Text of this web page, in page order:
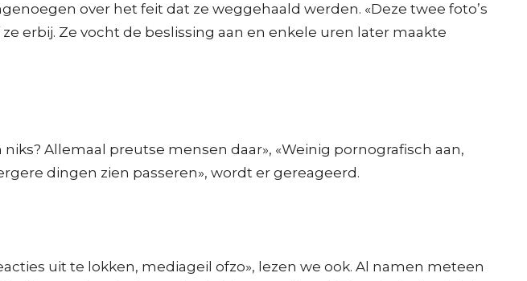
over het feit dat ze weggehaald werden. «Deze twee foto’s
erbij. Ze vocht de beslissing aan en enkele uren later maakte
Allemaal preutse mensen daar», «Weinig pornografisch aan,
dingen zien passeren», wordt er gereageerd.
uit te lokken, mediageil ofzo», lezen we ook. Al namen meteen